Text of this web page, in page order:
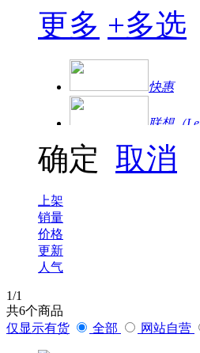
更多 +多选
快惠
联想（
爱普生
大华|乐橙
确定 取消
上架
销量
价格
更新
人气
1/1
共6个商品
仅显示有货
全部 网站自营